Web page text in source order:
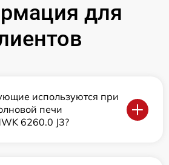
для
используются при
печи
6260.0 J3?